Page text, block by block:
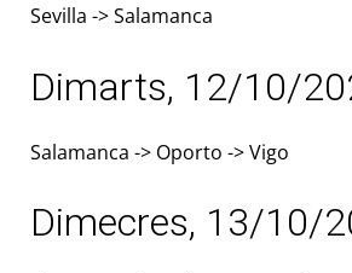
Sevilla -> Salamanca
Dimarts, 12/10/
Salamanca -> Oporto -> Vigo
Dimecres, 13/10/